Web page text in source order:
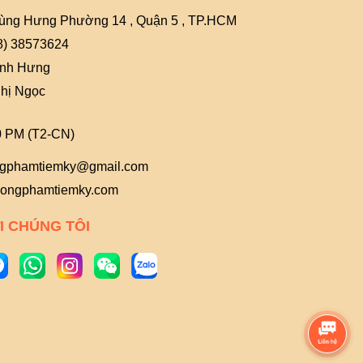
Hưng Phường 14 , Quận 5 , TP.HCM
38573624
Hưng
Ngọc
PM (T2-CN)
CHÚNG TÔI